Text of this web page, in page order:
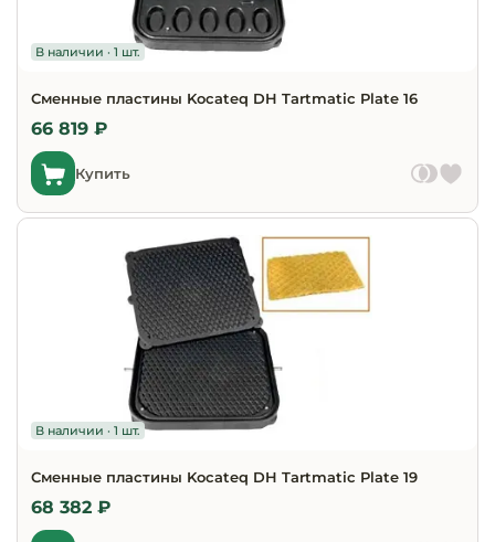
Сменные пластины Kocateq DH Tartmatic Plate 16
В наличии · 1 шт.
66 819 ₽
Купить
Сменные пластины Kocateq DH Tartmatic Plate 19
В наличии · 1 шт.
68 382 ₽